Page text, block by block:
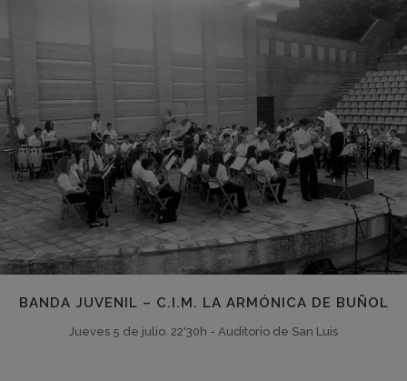
BANDA JUVENIL – C.I.M. LA ARMÓNICA DE BUÑOL
Jueves 5 de julio. 22'30h - Auditorio de San Luis